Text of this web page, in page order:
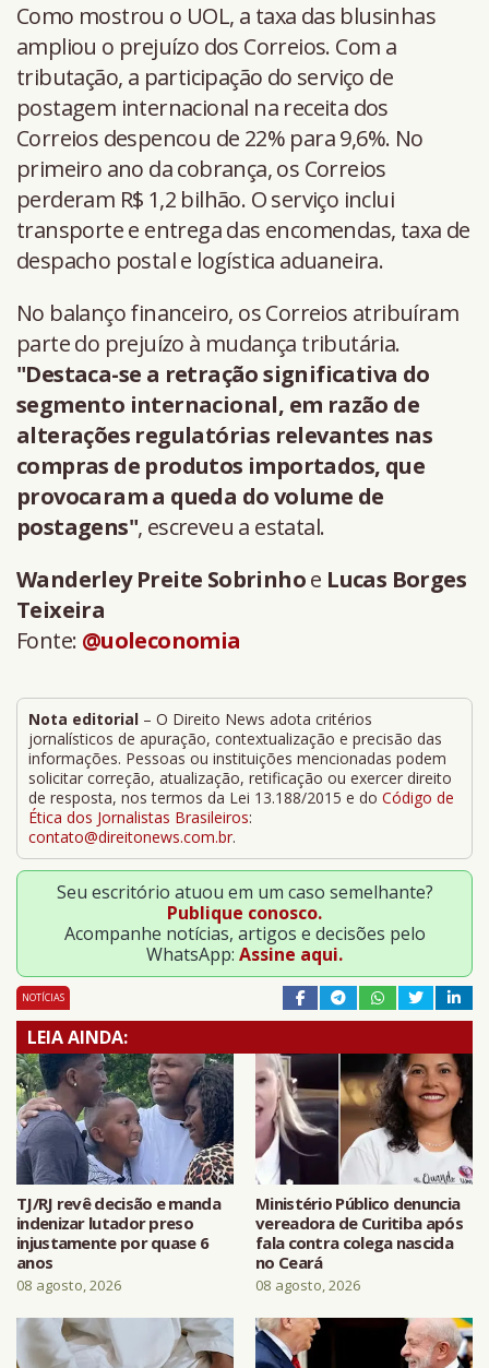
Como mostrou o UOL, a taxa das blusinhas
ampliou o prejuízo dos Correios. Com a
tributação, a participação do serviço de
postagem internacional na receita dos
Correios despencou de 22% para 9,6%. No
primeiro ano da cobrança, os Correios
perderam R$ 1,2 bilhão. O serviço inclui
transporte e entrega das encomendas, taxa de
despacho postal e logística aduaneira.
No balanço financeiro, os Correios atribuíram
parte do prejuízo à mudança tributária.
"Destaca-se a retração significativa do
segmento internacional, em razão de
alterações regulatórias relevantes nas
compras de produtos importados, que
provocaram a queda do volume de
postagens", escreveu a estatal.
Wanderley Preite Sobrinhoe Lucas Borges
Teixeira
Fonte: @uoleconomia
Nota editorial – O Direito News adota critérios
jornalísticos de apuração, contextualização e precisão das
informações. Pessoas ou instituições mencionadas podem
solicitar correção, atualização, retificação ou exercer direito
de resposta, nos termos da Lei 13.188/2015 e do Código de
Ética dos Jornalistas Brasileiros:
contato@direitonews.com.br.
Seu escritório atuou em um caso semelhante?
Publique conosco.
Acompanhe notícias, artigos e decisões pelo
WhatsApp: Assine aqui.
NOTÍCIAS
LEIA AINDA:
TJ/RJ revê decisão e manda
indenizar lutador preso
injustamente por quase 6
anos
08 agosto, 2026
Ministério Público denuncia
vereadora de Curitiba após
fala contra colega nascida
no Ceará
08 agosto, 2026